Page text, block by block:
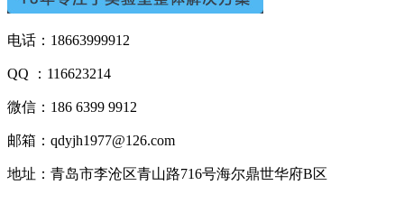
电话：18663999912
QQ ：116623214
微信：186 6399 9912
邮箱：qdyjh1977@126.com
地址：青岛市李沧区青山路716号海尔鼎世华府B区